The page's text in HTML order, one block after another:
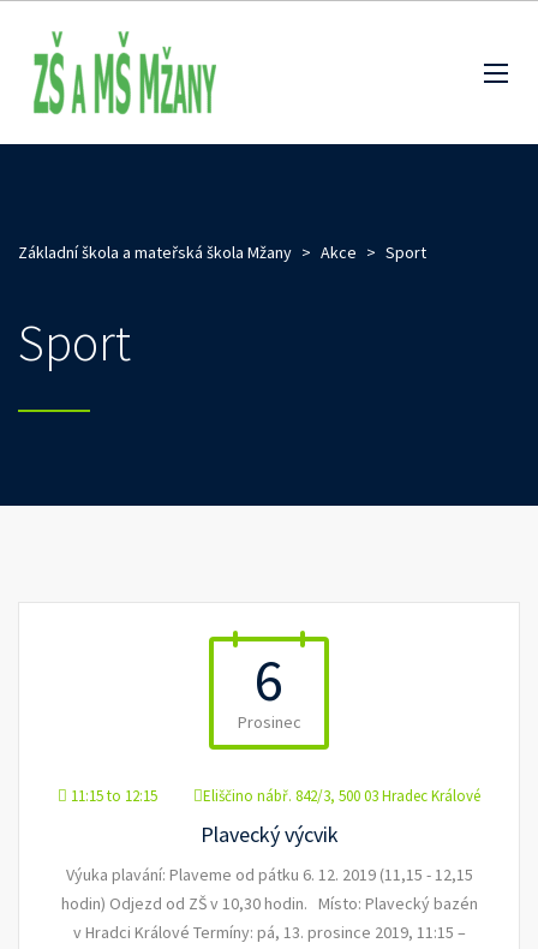
Základní škola a mateřská škola Mžany > Akce > Sport
Sport
6
Prosinec
11:15 to 12:15 Eliščino nábř. 842/3, 500 03 Hradec Králové
Plavecký výcvik
Výuka plavání: Plaveme od pátku 6. 12. 2019 (11,15 - 12,15
hodin) Odjezd od ZŠ v 10,30 hodin. Místo: Plavecký bazén
v Hradci Králové Termíny: pá, 13. prosince 2019, 11:15 –